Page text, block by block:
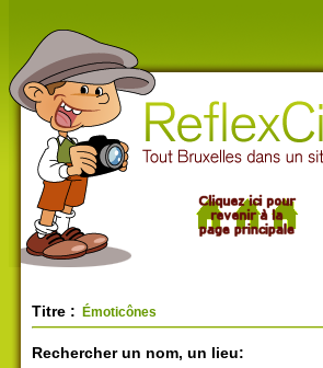
Titre : Émoticônes
Rechercher un nom, un lieu: